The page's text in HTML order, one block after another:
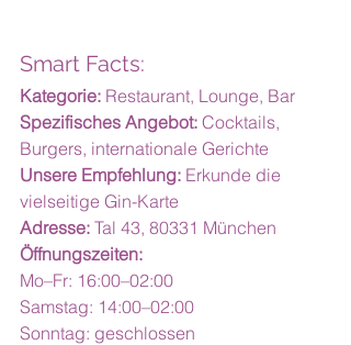
Smart Facts:
Kategorie: Restaurant, Lounge, Bar
Spezifisches Angebot: Cocktails,
Burgers, internationale Gerichte
Unsere Empfehlung: Erkunde die
vielseitige Gin-Karte
Adresse: Tal 43, 80331 München
Öffnungszeiten:
Mo–Fr: 16:00–02:00
Samstag: 14:00–02:00
Sonntag: geschlossen